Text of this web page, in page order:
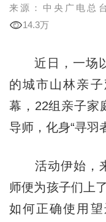
来源：中央广电总
14.3万
近日，一场以
的城市山林亲
幕，22组亲子家
导师，化身“寻羽
活动伊始，来
师便为孩子们上
如何正确使用